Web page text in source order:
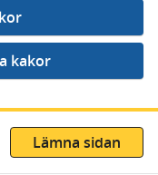
Lämna sidan